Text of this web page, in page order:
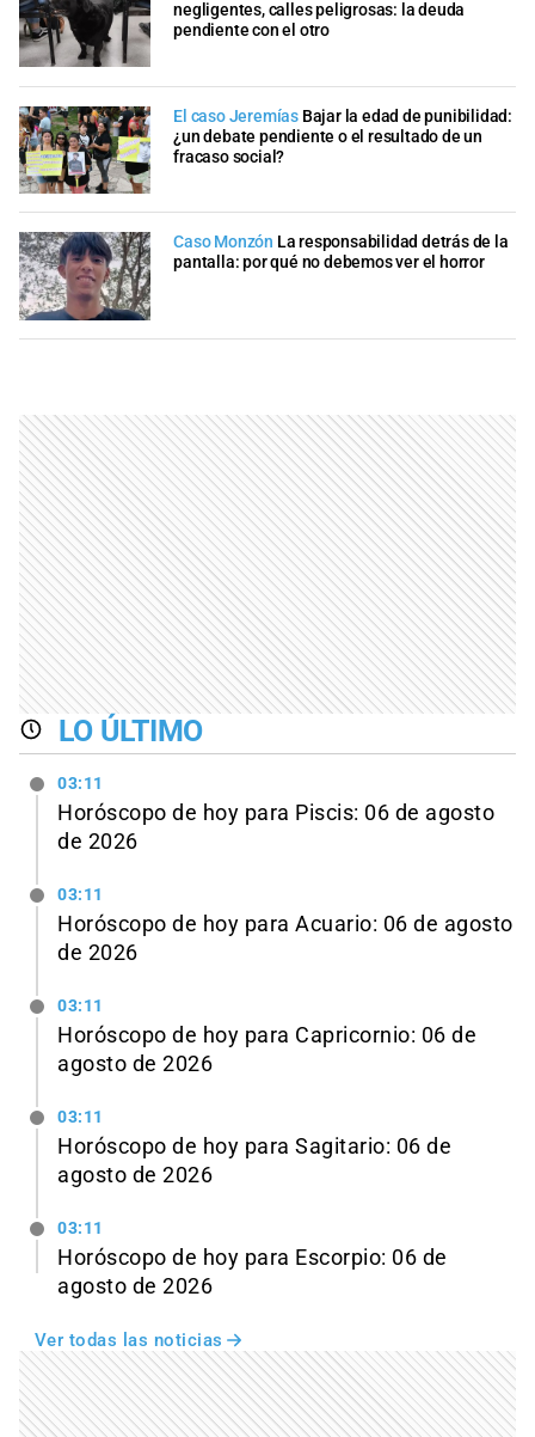
negligentes, calles peligrosas: la deuda
pendiente con el otro
El caso Jeremías Bajar la edad de punibilidad:
¿un debate pendiente o el resultado de un
fracaso social?
Caso Monzón La responsabilidad detrás de la
pantalla: por qué no debemos ver el horror
LO ÚLTIMO
03:11
Horóscopo de hoy para Piscis: 06 de agosto
de 2026
03:11
Horóscopo de hoy para Acuario: 06 de agosto
de 2026
03:11
Horóscopo de hoy para Capricornio: 06 de
agosto de 2026
03:11
Horóscopo de hoy para Sagitario: 06 de
agosto de 2026
03:11
Horóscopo de hoy para Escorpio: 06 de
agosto de 2026
Ver todas las noticias